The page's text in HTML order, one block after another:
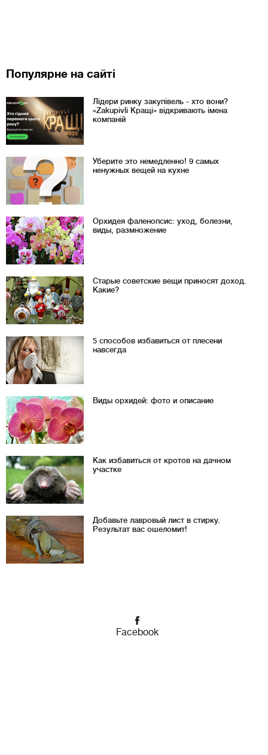
Популярне на сайті
Лідери ринку закупівель - хто вони?
«Zakupivli Кращі» відкривають імена
компаній
Уберите это немедленно! 9 самых
ненужных вещей на кухне
Орхидея фаленопсис: уход, болезни,
виды, размножение
Старые советские вещи приносят доход.
Какие?
5 способов избавиться от плесени
навсегда
Виды орхидей: фото и описание
Как избавиться от кротов на дачном
участке
Добавьте лавровый лист в стирку.
Результат вас ошеломит!
Facebook